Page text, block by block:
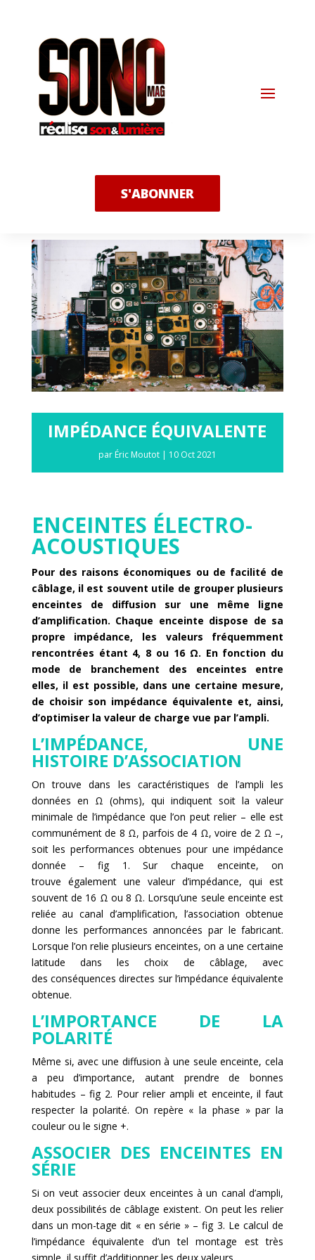
S'ABONNER
IMPÉDANCE ÉQUIVALENTE
par Éric Moutot| 10 Oct 2021
ENCEINTES ÉLECTRO-
ACOUSTIQUES
Pour des raisons économiques ou de facilité de
câblage, il est souvent utile de grouper plusieurs
enceintes de diffusion sur une même ligne
d’amplification. Chaque enceinte dispose de sa
propre impédance, les valeurs fréquemment
rencontrées étant 4, 8 ou 16 Ω. En fonction du
mode de branchement des enceintes entre
elles, il est possible, dans une certaine mesure,
de choisir son impédance équivalente et, ainsi,
d’optimiser la valeur de charge vue par l’ampli.
L’IMPÉDANCE, UNE
HISTOIRE D’ASSOCIATION
On trouve dans les caractéristiques de l’ampli les
données en Ω (ohms), qui indiquent soit la valeur
minimale de l’impédance que l’on peut relier – elle est
communément de 8 Ω, parfois de 4 Ω, voire de 2 Ω –,
soit les performances obtenues pour une impédance
donnée – fig 1. Sur chaque enceinte, on
trouve également une valeur d’impédance, qui est
souvent de 16 Ω ou 8 Ω. Lorsqu’une seule enceinte est
reliée au canal d’amplification, l’association obtenue
donne les performances annoncées par le fabricant.
Lorsque l’on relie plusieurs enceintes, on a une certaine
latitude dans les choix de câblage, avec
des conséquences directes sur l’impédance équivalente
obtenue.
L’IMPORTANCE DE LA
POLARITÉ
Même si, avec une diffusion à une seule enceinte, cela
a peu d’importance, autant prendre de bonnes
habitudes – fig 2. Pour relier ampli et enceinte, il faut
respecter la polarité. On repère « la phase » par la
couleur ou le signe +.
ASSOCIER DES ENCEINTES EN
SÉRIE
Si on veut associer deux enceintes à un canal d’ampli,
deux possibilités de câblage existent. On peut les relier
dans un mon-tage dit « en série » – fig 3. Le calcul de
l’impédance équivalente d’un tel montage est très